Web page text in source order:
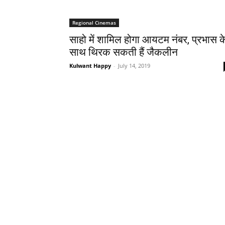
Regional Cinemas
साहो में शामिल होगा आयटम नंबर, प्रभास
साथ थिरक सकती हैं जैकलीन
Kulwant Happy - July 14, 2019